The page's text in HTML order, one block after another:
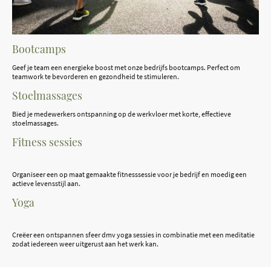
Bootcamps
Geef je team een energieke boost met onze bedrijfs bootcamps. Perfect om
teamwork te bevorderen en gezondheid te stimuleren.
Stoelmassages
Fitness sessies
Bied je medewerkers ontspanning op de werkvloer met korte, effectieve
stoelmassages.
Organiseer een op maat gemaakte fitnesssessie voor je bedrijf en moedig een
actieve levensstijl aan.
Yoga
Creëer een ontspannen sfeer dmv yoga sessies in combinatie met een meditatie
zodat iedereen weer uitgerust aan het werk kan.